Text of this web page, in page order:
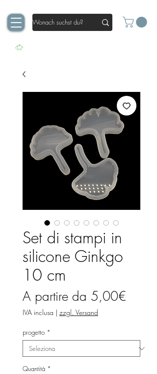
Set di stampi in
silicone Ginkgo
10 cm
A partire da 5,00€
IVA inclusa | zzgl. Versand
progetto *
Quantità *